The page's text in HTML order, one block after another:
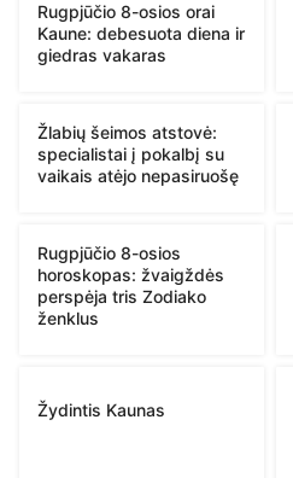
Rugpjūčio 8-osios orai
Kaune: debesuota diena ir
giedras vakaras
Žlabių šeimos atstovė:
specialistai į pokalbį su
vaikais atėjo nepasiruošę
Rugpjūčio 8-osios
horoskopas: žvaigždės
perspėja tris Zodiako
ženklus
Žydintis Kaunas